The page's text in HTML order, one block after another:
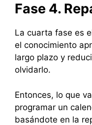
Fase 4.
La cuarta fase es
el conocimiento
largo plazo y
olvidarlo.
Entonces, lo que
programar un
basándote en la